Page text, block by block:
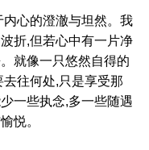
内心的澄澈与坦然。我
折,但若心中有一片净
就像一只悠然自得的
往何处,只是享受那
一些执念,多一些随遇
悦。